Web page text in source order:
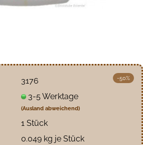
-50%
3176
3-5 Werktage
(Ausland abweichend)
1 Stück
0.049kg je Stück